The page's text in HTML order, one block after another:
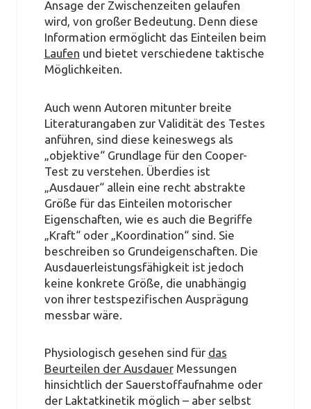
Ansage der Zwischenzeiten gelaufen
wird, von großer Bedeutung. Denn diese
Information ermöglicht das Einteilen beim
Laufen und bietet verschiedene taktische
Möglichkeiten.
Auch wenn Autoren mitunter breite
Literaturangaben zur Validität des Testes
anführen, sind diese keineswegs als
„objektive“ Grundlage für den Cooper-
Test zu verstehen. Überdies ist
„Ausdauer“ allein eine recht abstrakte
Größe für das Einteilen motorischer
Eigenschaften, wie es auch die Begriffe
„Kraft“ oder „Koordination“ sind. Sie
beschreiben so Grundeigenschaften. Die
Ausdauerleistungsfähigkeit ist jedoch
keine konkrete Größe, die unabhängig
von ihrer testspezifischen Ausprägung
messbar wäre.
Physiologisch gesehen sind für das
Beurteilen der AusdauerMessungen
hinsichtlich der Sauerstoffaufnahme oder
der Laktatkinetik möglich – aber selbst